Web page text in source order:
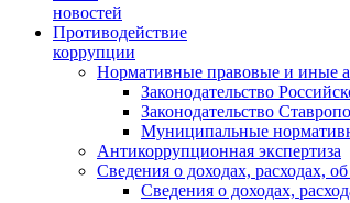
новостей
Противодействие
коррупции
Нормативные правовые и иные
Законодательство
Законодательство
Муниципальные
Антикоррупционная экспертиза
Сведения о доходах, расходах,
Сведения о доходах,